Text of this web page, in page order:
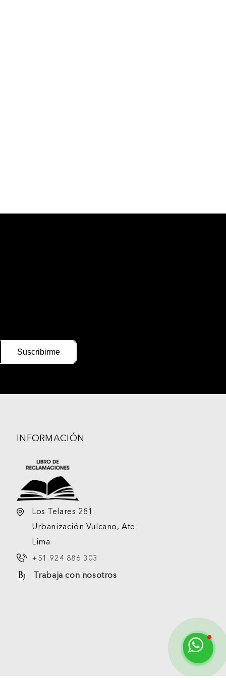
INFORMACIÓN
Los Telares 281
Urbanización Vulcano, Ate
Lima
+51 924 886 303
Trabaja con nosotros